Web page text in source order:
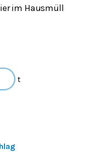
im Hausmüll
t